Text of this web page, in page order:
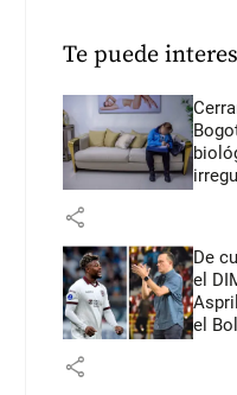
Te puede
share
De
el
el
share